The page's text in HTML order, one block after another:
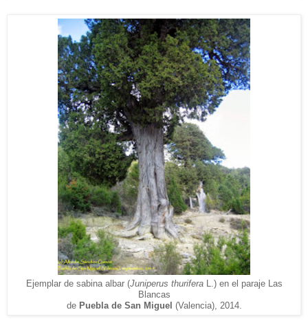
Ejemplar de sabina albar (Juniperus thuriferaL.) en el paraje Las
Blancas
de Puebla de San Miguel (Valencia), 2014.